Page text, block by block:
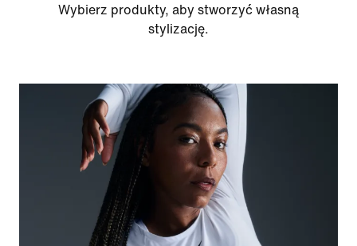
Wybierz produkty, aby stworzyć własną
stylizację.